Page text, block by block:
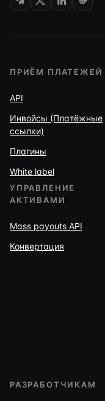
ПРИЁМ ПЛАТЕЖЕЙ
API
Инвойсы (Платёжные
ссылки)
Плагины
White label
УПРАВЛЕНИЕ
АКТИВАМИ
Mass payouts API
Конвертация
РАЗРАБОТЧИКАМ